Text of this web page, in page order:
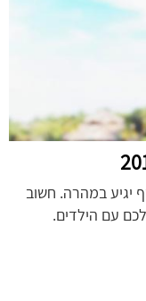
נוסף יגיע במהרה. חשוב
עם הילדים.